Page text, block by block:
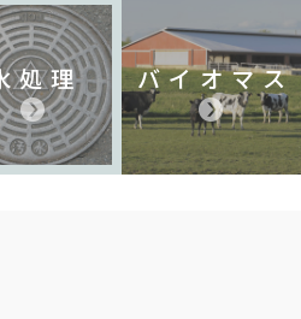
処理 バイオマス